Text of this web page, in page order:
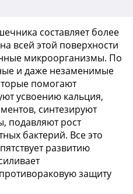
составляет более
всей этой поверхности
микроорганизмы. По
и даже незаменимые
помогают
усвоению кальция,
синтезируют
подавляют рост
бактерий. Все это
развитию
защиту